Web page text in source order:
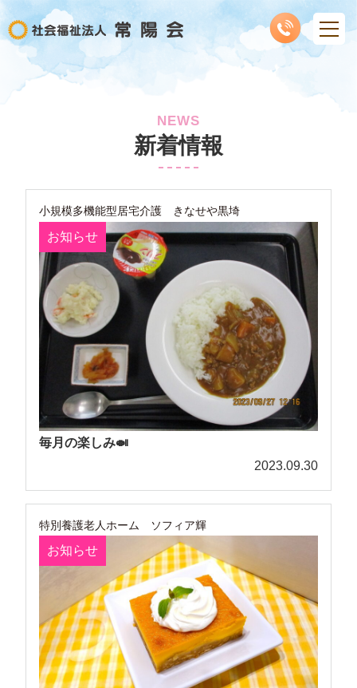
NEWS
新着情報
小規模多機能型居宅介護 きなせや黒埼
お知らせ
毎月の楽しみ🍛
2023.09.30
特別養護老人ホーム ソフィア輝
お知らせ